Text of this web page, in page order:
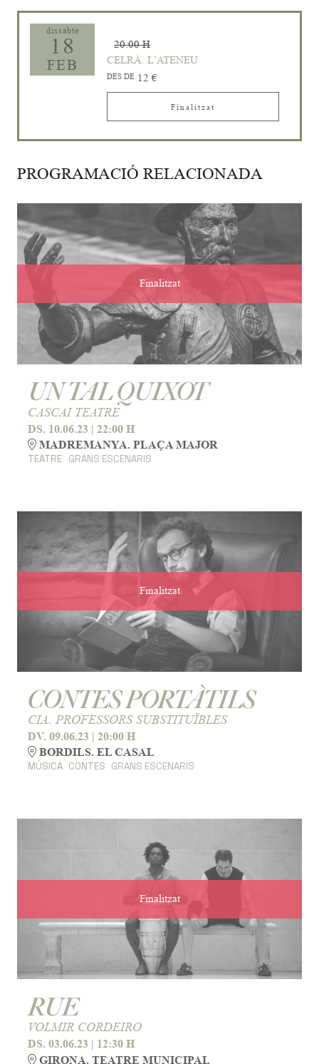
dissabte
18
FEB
20:00 H
CELRÀ. L’ATENEU
DES DE 12 €
Finalitzat
PROGRAMACIÓ RELACIONADA
Finalitzat
UN TAL QUIXOT
CASCAI TEATRE
DS. 10.06.23 | 22:00 H
MADREMANYA. PLAÇA MAJOR
TEATRE GRANS ESCENARIS
Finalitzat
CONTES PORTÀTILS
CIA. PROFESSORS SUBSTITUÏBLES
DV. 09.06.23 | 20:00 H
BORDILS. EL CASAL
MÚSICA CONTES GRANS ESCENARIS
Finalitzat
RUE
VOLMIR CORDEIRO
DS. 03.06.23 | 12:30 H
GIRONA. TEATRE MUNICIPAL